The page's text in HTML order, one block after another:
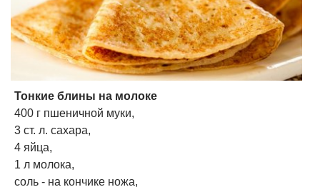
Тонкие блины на молоке
400 г пшеничной муки,
3 ст. л. сахара,
4 яйца,
1 л молока,
соль - на кончике ножа,